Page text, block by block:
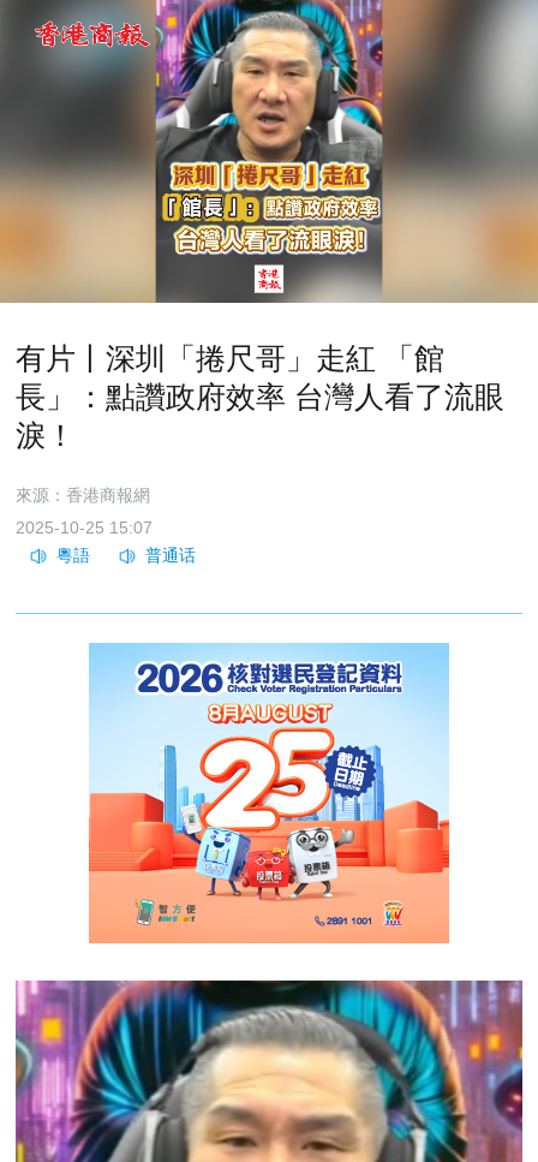
有片丨深圳「捲尺哥」走紅 「館
長」：點讚政府效率 台灣人看了流眼
淚！
來源：香港商報網
2025-10-25 15:07